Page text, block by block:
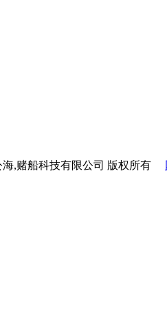
,赌船科技有限公司 版权所有